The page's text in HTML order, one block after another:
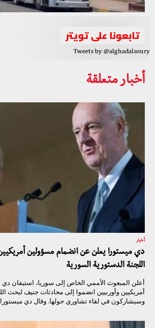
تابعونا على تويتر
Tweets by @alghadalsoury
أخبار متعلقة
أخبار
دي ميستورا يعلن عن انضمام مسؤولين
اللجنة الدستورية السورية
أعلن المبعوث الأممي الخاص إلى سوريا، استيفان
أمريكيين وأوربيين انضموا إلى محادثات جنيف لبحث
وسيشاركون في لقاء تشاوري حولها. وقال دي